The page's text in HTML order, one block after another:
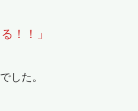
！！」
した。